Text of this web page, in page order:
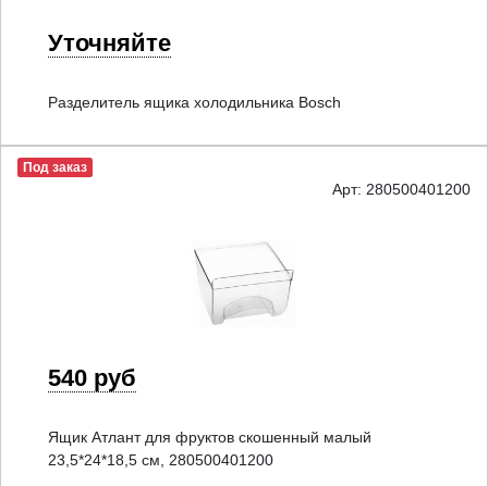
Уточняйте
Разделитель ящика холодильника Bosch
Под заказ
Арт: 280500401200
540 руб
Ящик Атлант для фруктов скошенный малый
23,5*24*18,5 см, 280500401200